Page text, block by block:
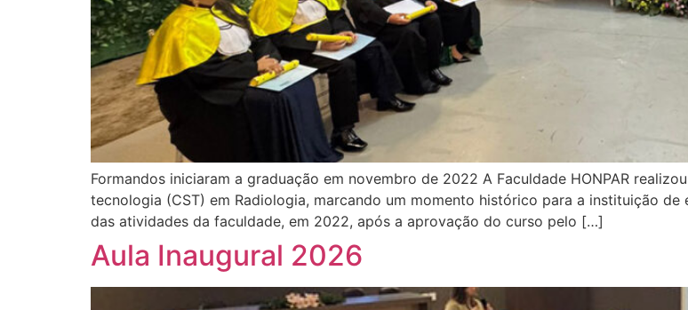
Formandos iniciaram a graduação em novembro de 2022 A Faculdade HONPAR
tecnologia (CST) em Radiologia, marcando um momento histórico para a instituição
das atividades da faculdade, em 2022, após a aprovação do curso pelo […]
Aula Inaugural 2026